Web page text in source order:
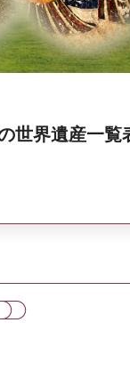
世界遺産一